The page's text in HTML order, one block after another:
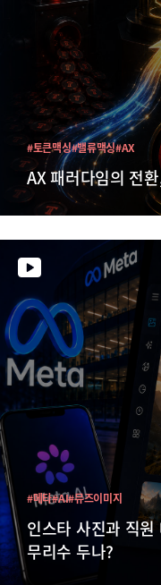
AX 패러다임의 전
#토큰맥싱#밸류맥싱#AX
인스타 사진과 직
무리수 두나?
#메타#AI#뮤즈이미지